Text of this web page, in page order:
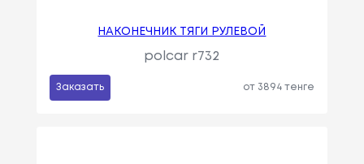
НАКОНЕЧНИК ТЯГИ РУЛЕВОЙ
polcar r732
Заказать от 3894 тенге